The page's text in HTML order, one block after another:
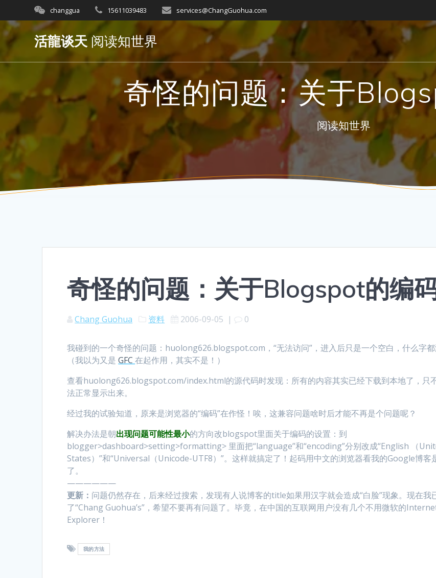
to
content
changgua 15611039483 services@ChangGuohua.com
活龍谈天阅读知世界
奇怪的问题：关于
阅读知世界
奇怪的问题：关于Blogspot的编
Chang Guohua 资料 2006-09-05 | 0
我碰到的一个奇怪的问题：huolong626.blogspot.com，“无法访问”，进入后只是一个空白，什么字都
（我以为又是GFC在起作用，其实不是！）
查看huolong626.blogspot.com/index.html的源代码时发现：所有的内容其实已经下载到本地了，只
法正常显示出来。
经过我的试验知道，原来是浏览器的“编码”在作怪！唉，这兼容问题啥时后才能不再是个问题呢？
解决办法是朝出现问题可能性最小的方向改blogspot里面关于编码的设置：到
blogger>dashboard>setting>formatting> 里面把“language”和“encoding”分别改成“English （
States）”和“Universal（Unicode-UTF8）”。这样就搞定了！起码用中文的浏览器看我的Google博客
了。
——————
更新： 问题仍然存在，后来经过搜索，发现有人说博客的title如果用汉字就会造成“白脸”现象。现在我
了“Chang Guohua’s”，希望不要再有问题了。毕竟，在中国的互联网用户没有几个不用微软的
Explorer！
我的方法